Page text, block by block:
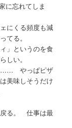
に忘れてしま
にくる頻度も減
てる。
」というのを食
しい。
…… やっぱピザ
美味しそうだけ
戻る。 仕事は最